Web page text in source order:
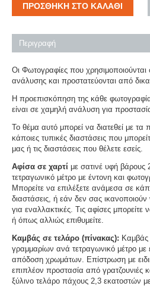
ΠΡΟΣΘΉΚΗ ΣΤΟ ΚΑΛΆΘΙ
Περιγραφή
Οι Φωτογραφίες που
ανάλυσης και προστατεύονται από
Η προεπισκόπηση της κάθε
είναι σε χαμηλή ανάλυση για
Το θέμα αυτό μπορεί να διατεθεί με
κάποιες τυπικές διαστάσεις που
μας ή τις διαστάσεις που θέλετε εσείς.
Αφίσα σε χαρτί με σατινέ υφή
τετραγωνικό μέτρο με έντονη και
Μπορείτε να επιλέξετε ανάμεσα σε
διαστάσεις, ή εάν δεν σας
για εναλλακτικές. Τις αφίσες μπορείτε
ή όπως αλλιώς επιθυμείτε.
Καμβάς σε τελάρο (πίνακας): Καμβάς
γραμμαρίων ανά τετραγωνικό μέτρο με
απόδοση χρωμάτων. Επίστρωση με
επιπλέον προστασία από γρατζουνιές
ξύλινο τελάρο πάχους 2,3 εκατοστών